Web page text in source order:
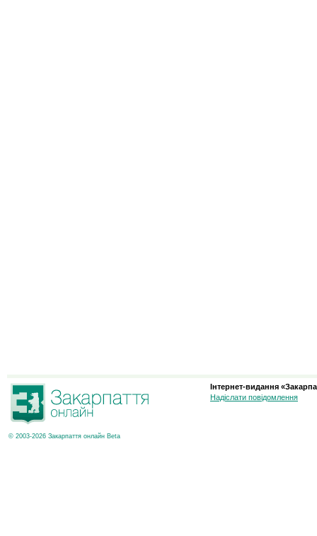
© 2003-2026 Закарпаття онлайн Beta
Інтернет-видання
Надіслати повідомлення